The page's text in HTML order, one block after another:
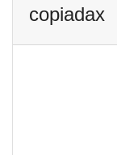
copiadax